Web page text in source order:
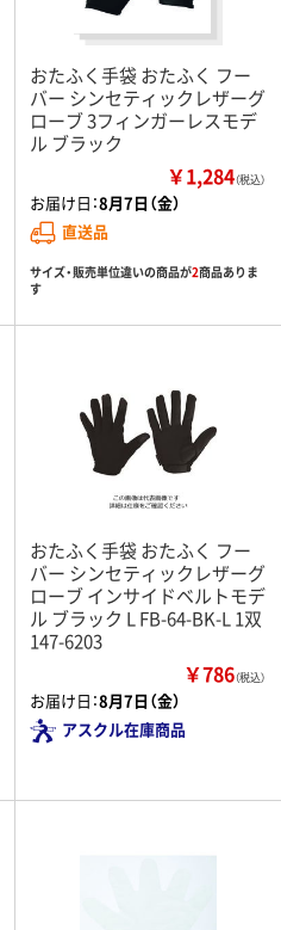
おたふく手袋 おたふく フー
バー シンセティックレザーグ
ローブ 3フィンガーレスモデ
ル ブラック
￥1,284（税込）
お届け日：8月7日（金）
直送品
サイズ・販売単位違いの商品が2商品ありま
す
おたふく手袋 おたふく フー
バー シンセティックレザーグ
ローブ インサイドベルトモデ
ル ブラック L FB-64-BK-L 1双
147-6203
￥786（税込）
お届け日：8月7日（金）
アスクル在庫商品